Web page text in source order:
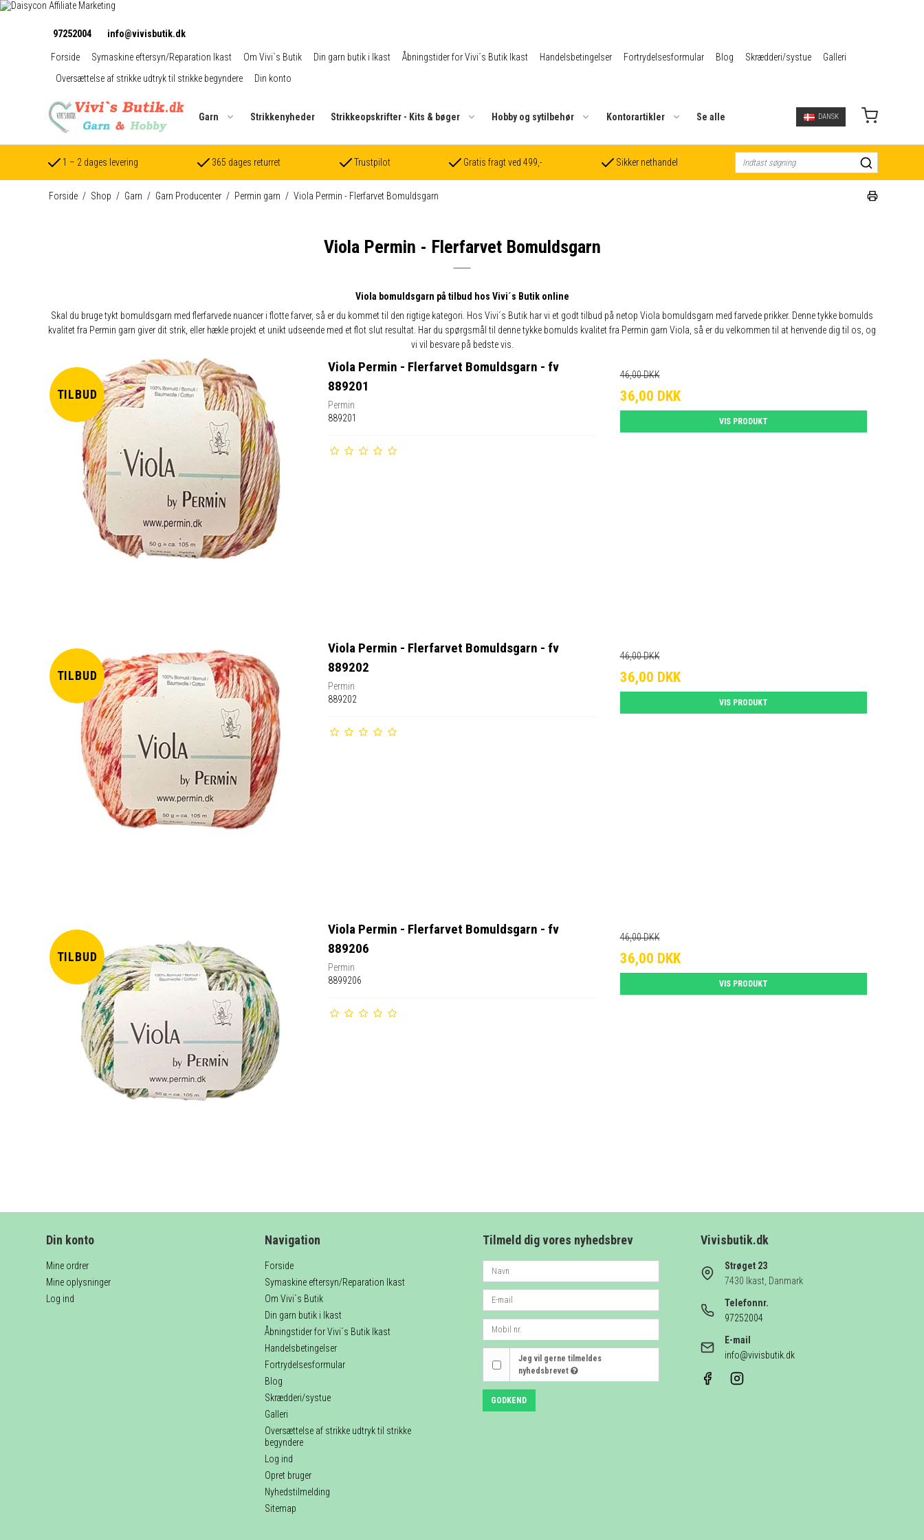
97252004 info@vivisbutik.dk
Forside Symaskine eftersyn/Reparation Ikast Om Vivi`s Butik Din garn butik i Ikast Åbningstider for Vivi´s Butik Ikast Handelsbetingelser Fortrydelsesformular Blog Skrædderi/systue
Galleri
Oversættelse af strikke udtryk til strikke begyndere
Din konto
Garn Strikkenyheder Strikkeopskrifter - Kits & bøger Hobby og sytilbehør Kontorartikler Se alle DANSK
1 – 2 dages levering 365 dages returret Trustpilot Gratis fragt ved 499,- Sikker nethandel
Forside / Shop / Garn / Garn Producenter / Permin garn / Viola Permin - Flerfarvet Bomuldsgarn
Viola Permin - Flerfarvet Bomuldsgarn
Viola bomuldsgarn på tilbud hos Vivi´s Butik online
Skal du bruge tykt bomuldsgarn med flerfarvede nuancer i flotte farver, så er du kommet til den rigtige kategori. Hos Vivi´s Butik har vi et godt tilbud på netop Viola bomuldsgarn med farvede prikker. Denne tykke bomulds
kvalitet fra Permin garn giver dit strik, eller hækle projekt et unikt udseende med et flot slut resultat. Har du spørgsmål til denne tykke bomulds kvalitet fra Permin garn Viola, så er du velkommen til at henvende dig til os, og
vi vil besvare på bedste vis.
TILBUD
Viola Permin - Flerfarvet Bomuldsgarn - fv
889201
Permin
889201
46,00 DKK
36,00 DKK
VIS PRODUKT
TILBUD
Viola Permin - Flerfarvet Bomuldsgarn - fv
889202
Permin
889202
46,00 DKK
36,00 DKK
VIS PRODUKT
TILBUD
Viola Permin - Flerfarvet Bomuldsgarn - fv
889206
Permin
8899206
46,00 DKK
36,00 DKK
VIS PRODUKT
Din konto
Mine ordrer
Mine oplysninger
Log ind
Navigation
Forside
Symaskine eftersyn/Reparation Ikast
Om Vivi`s Butik
Din garn butik i Ikast
Åbningstider for Vivi´s Butik Ikast
Handelsbetingelser
Fortrydelsesformular
Blog
Skrædderi/systue
Galleri
Oversættelse af strikke udtryk til strikke
begyndere
Log ind
Opret bruger
Nyhedstilmelding
Sitemap
Tilmeld dig vores nyhedsbrev
Jeg vil gerne tilmeldes
nyhedsbrevet
GODKEND
Vivisbutik.dk
Strøget 23
7430 Ikast, Danmark
Telefonnr.
97252004
E-mail
info@vivisbutik.dk